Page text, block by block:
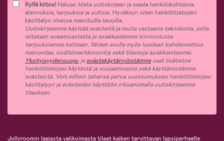
Kyllä kiitos! Haluan tilata uutiskirjeen ja saada henkilökohtaisia
alennuksia, tarjouksia ja uutisia. Hyväksyn siten henkilötietojeni
käsittelyn ohessa mainituilla tavoilla.
Uutiskirjeemme käyttää evästeitä ja muita vastaavia tekniikoita, joilla
mitataan avaamisastetta ja asiakkaidemme kiinnostusta
tarjouksiamme kohtaan. Niiden avulla myös luodaan kohdennettua
mainontaa, sisältömarkkinointia sekä tilastoja asiakkaistamme.
Yksityisyydensuoja-jaevästekäytännöistämmesaat lisätietoa
henkilötietojesi käytöstä ja suojaamisesta sekä käyttämistämme
evästeistä. Voit milloin tahansa perua suostumuksesi henkilötietojesi
käsittelyyn ja evästeiden käyttöön irtisanomalla uutiskirjeemme
tilauksen.
Jollyroomin laajasta valikoimasta tilaat kaiken tarvittavan lapsiperheelle